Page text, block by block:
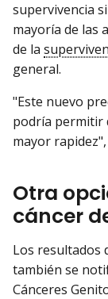
supervivencia
mayoría de las
de la
general.
"Este nuevo
podría permitir
mayor
Otra
cáncer
Los resultados
también se
Cánceres